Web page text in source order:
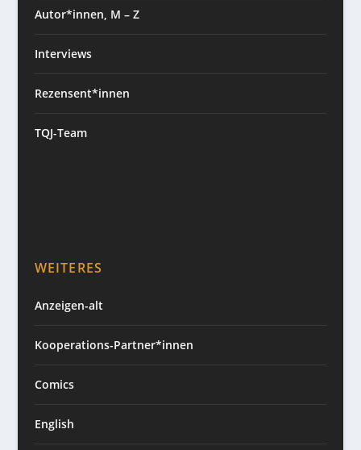
Autor*innen, M – Z
Interviews
Rezensent*innen
TQJ-Team
WEITERES
Anzeigen-alt
Kooperations-Partner*innen
Comics
English